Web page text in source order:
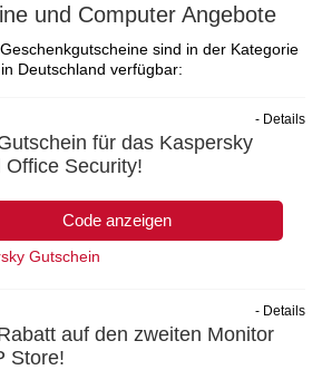
und Computer Angebote
sind in der Kategorie
Deutschland verfügbar:
für das Kaspersky
Office Security!
Code anzeigen
- Details
Gutschein
auf den zweiten Monitor
Store!
- Details